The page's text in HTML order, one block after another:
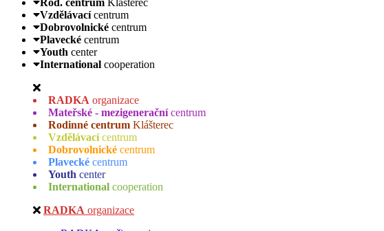
Vzdělávací centrum
Dobrovolnické centrum
Plavecké centrum
Youth center
International cooperation
RADKA organizace
Mateřské - mezigenerační centrum
Rodinné centrum Klášterec
Vzdělávací centrum
Dobrovolnické centrum
Plavecké centrum
Youth center
International cooperation
RADKA organizace